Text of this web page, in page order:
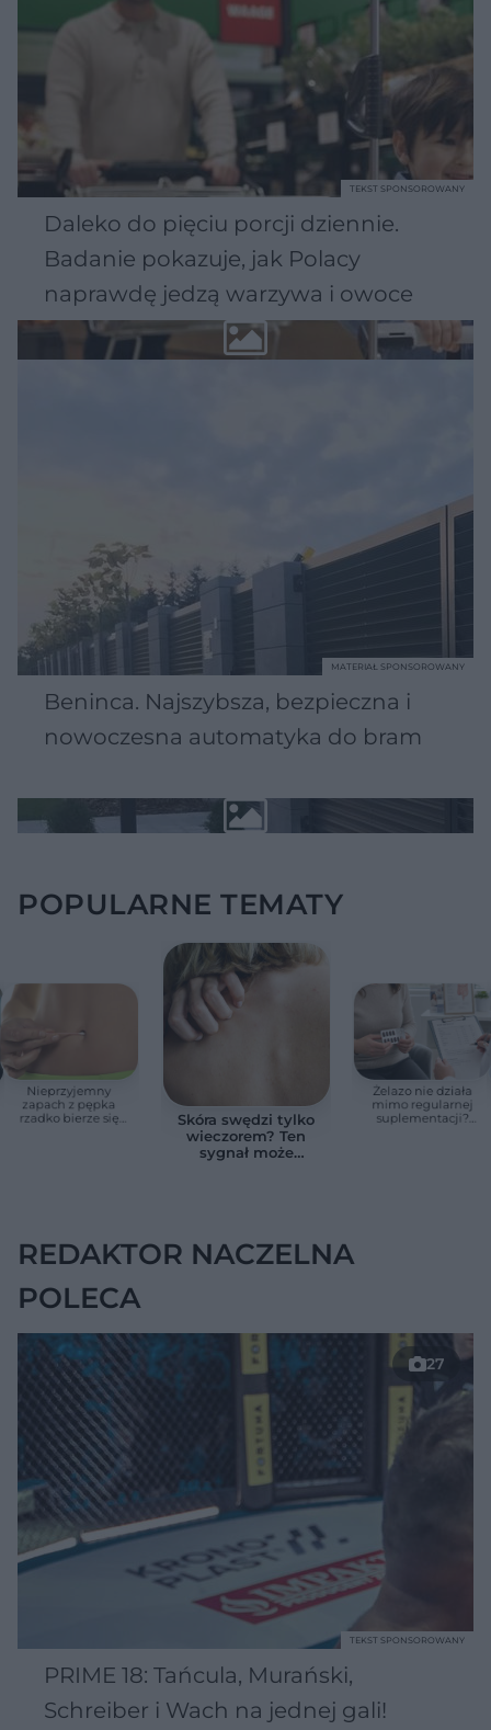
Daleko do pięciu porcji dziennie.
Badanie pokazuje, jak Polacy
naprawdę jedzą warzywa i owoce
TEKST SPONSOROWANY
Beninca. Najszybsza, bezpieczna i
nowoczesna automatyka do bram
MATERIAŁ SPONSOROWANY
POPULARNE TEMATY
Nieprzyjemny
zapach z pępka
rzadko bierze się
Skóra swędzi tylko
wieczorem? Ten
sygnał może
Żelazo nie działa
mimo regularnej
suplementacji?
REDAKTOR NACZELNA
POLECA
27
PRIME 18: Tańcula, Murański,
Schreiber i Wach na jednej gali!
TEKST SPONSOROWANY